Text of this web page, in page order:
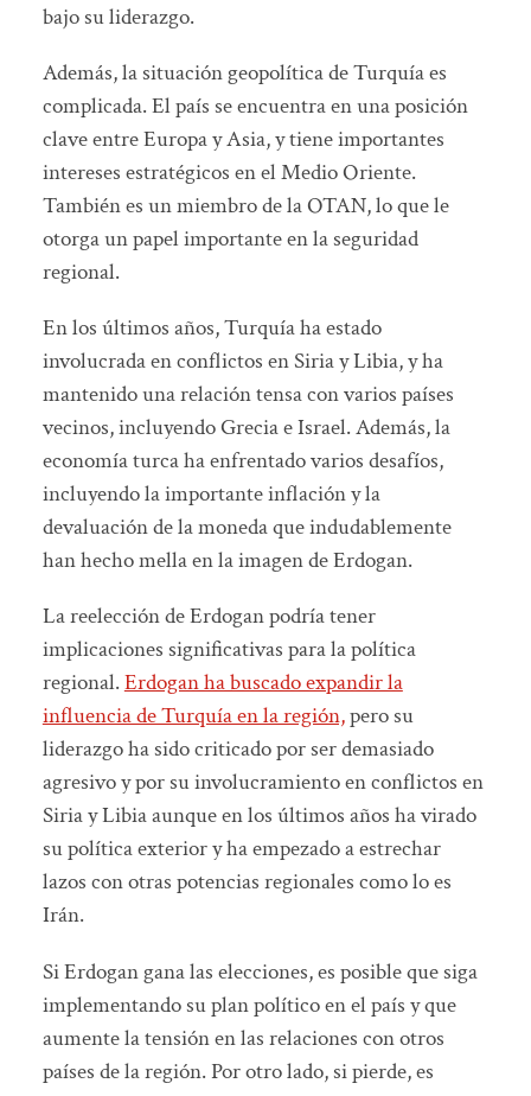
bajo su liderazgo.
Además, la situación geopolítica de Turquía es
complicada. El país se encuentra en una posición
clave entre Europa y Asia, y tiene importantes
intereses estratégicos en el Medio Oriente.
También es un miembro de la OTAN, lo que le
otorga un papel importante en la seguridad
regional.
En los últimos años, Turquía ha estado
involucrada en conflictos en Siria y Libia, y ha
mantenido una relación tensa con varios países
vecinos, incluyendo Grecia e Israel. Además, la
economía turca ha enfrentado varios desafíos,
incluyendo la importante inflación y la
devaluación de la moneda que indudablemente
han hecho mella en la imagen de Erdogan.
La reelección de Erdogan podría tener
implicaciones significativas para la política
regional.Erdogan ha buscado expandir la
influencia de Turquía en la región,pero su
liderazgo ha sido criticado por ser demasiado
agresivo y por su involucramiento en conflictos en
Siria y Libia aunque en los últimos años ha virado
su política exterior y ha empezado a estrechar
lazos con otras potencias regionales como lo es
Irán.
Si Erdogan gana las elecciones, es posible que siga
implementando su plan político en el país y que
aumente la tensión en las relaciones con otros
países de la región. Por otro lado, si pierde, es